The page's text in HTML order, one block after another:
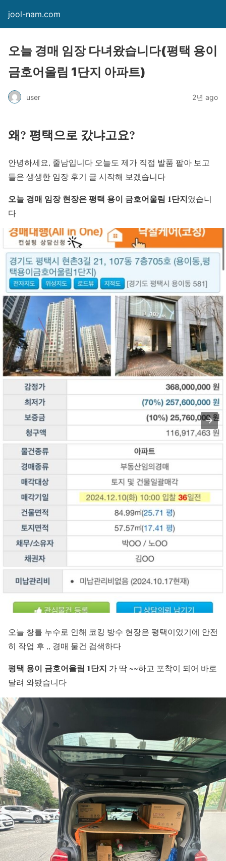
jool-nam.com
오늘 경매 임장 다녀왔습니다(평택 용이
금호어울림 1단지 아파트)
user 2년 ago
왜? 평택으로 갔냐고요?
안녕하세요, 줄남입니다 오늘도 제가 직접 발품 팔아 보고
들은 생생한 임장 후기 글 시작해 보겠습니다
오늘 경매 임장 현장은평택 용이 금호어울림 1단지였습니
다
오늘 창틀 누수로 인해 코킹 방수 현장은 평택이었기에 안전
히 작업 후 ,, 경매 물건 검색하다
평택 용이 금호어울림 1단지 가 딱 ~~하고 포착이 되어 바로
달려 와봤습니다